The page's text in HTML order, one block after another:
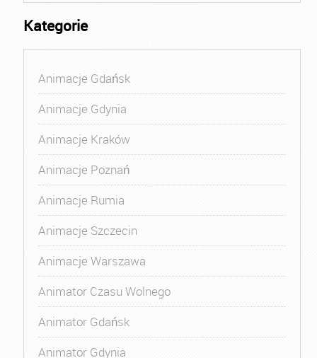
Kategorie
Animacje Gdańsk
Animacje Gdynia
Animacje Kraków
Animacje Poznań
Animacje Rumia
Animacje Szczecin
Animacje Warszawa
Animator Czasu Wolnego
Animator Gdańsk
Animator Gdynia